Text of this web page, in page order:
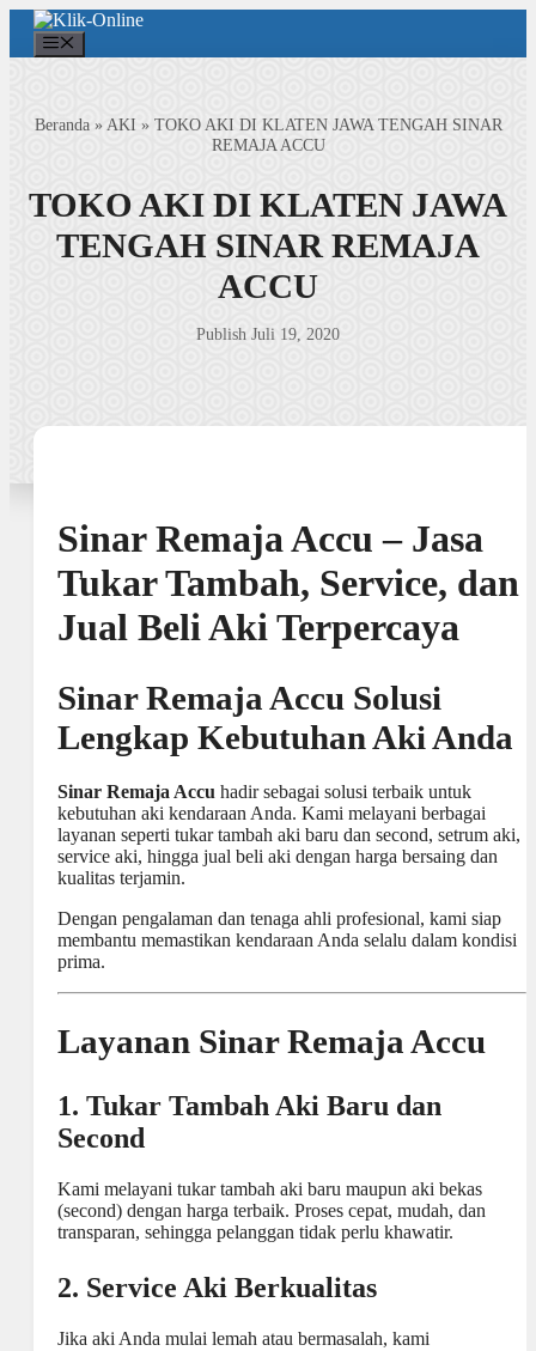
Langsung
isi
Beranda»AKI » TOKO AKI DI KLATEN JAWA TENGAH SINAR
REMAJA ACCU
TOKO AKI DI KLATEN JAWA
TENGAH SINAR REMAJA
ACCU
Publish Juli 19, 2020
Sinar Remaja Accu – Jasa
Tukar Tambah, Service, dan
Jual Beli Aki Terpercaya
Sinar Remaja Accu Solusi
Lengkap Kebutuhan Aki Anda
Sinar Remaja Accu hadir sebagai solusi terbaik untuk
kebutuhan aki kendaraan Anda. Kami melayani berbagai
layanan seperti tukar tambah aki baru dan second, setrum aki,
service aki, hingga jual beli aki dengan harga bersaing dan
kualitas terjamin.
Dengan pengalaman dan tenaga ahli profesional, kami siap
membantu memastikan kendaraan Anda selalu dalam kondisi
prima.
Layanan Sinar Remaja Accu
1. Tukar Tambah Aki Baru dan
Second
Kami melayani tukar tambah aki baru maupun aki bekas
(second) dengan harga terbaik. Proses cepat, mudah, dan
transparan, sehingga pelanggan tidak perlu khawatir.
2. Service Aki Berkualitas
Jika aki Anda mulai lemah atau bermasalah, kami